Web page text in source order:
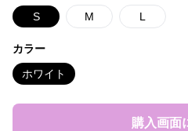
S M L
カラー
ホワイト
購入画面